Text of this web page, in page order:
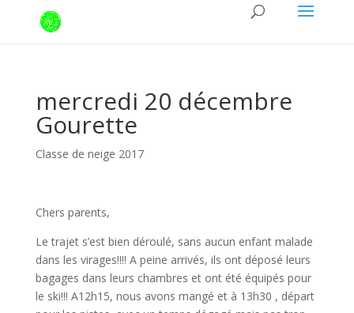
mercredi 20 décembre
Gourette
Classe de neige 2017
Chers parents,
Le trajet s’est bien déroulé, sans aucun enfant malade
dans les virages!!!! A peine arrivés, ils ont déposé leurs
bagages dans leurs chambres et ont été équipés pour
le ski!!! A12h15, nous avons mangé et à 13h30 , départ